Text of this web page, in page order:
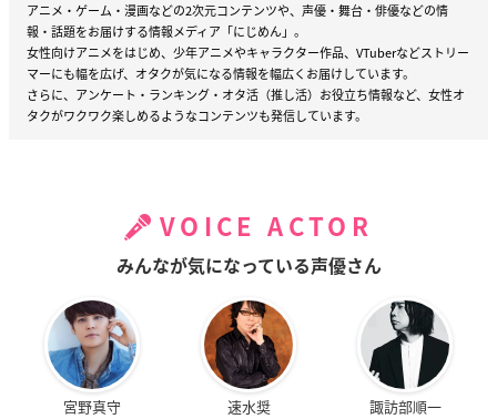
アニメ・ゲーム・漫画などの2次元コンテンツや、声優・舞台・俳優などの情
報・話題をお届けする情報メディア「にじめん」。
女性向けアニメをはじめ、少年アニメやキャラクター作品、VTuberなどストリー
マーにも幅を広げ、オタクが気になる情報を幅広くお届けしています。
さらに、アンケート・ランキング・オタ活（推し活）お役立ち情報など、女性オ
タクがワクワク楽しめるようなコンテンツも発信しています。
VOICE ACTOR
みんなが気になっている声優さん
宮野真守 速水奨 諏訪部順一